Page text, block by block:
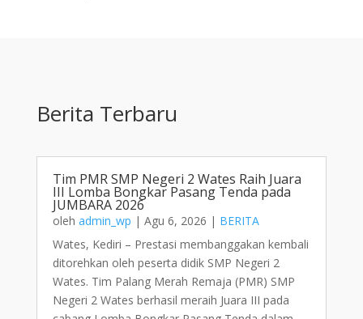
Berita Terbaru
Tim PMR SMP Negeri 2 Wates Raih Juara
III Lomba Bongkar Pasang Tenda pada
JUMBARA 2026
oleh admin_wp | Agu 6, 2026 | BERITA
Wates, Kediri – Prestasi membanggakan kembali
ditorehkan oleh peserta didik SMP Negeri 2
Wates. Tim Palang Merah Remaja (PMR) SMP
Negeri 2 Wates berhasil meraih Juara III pada